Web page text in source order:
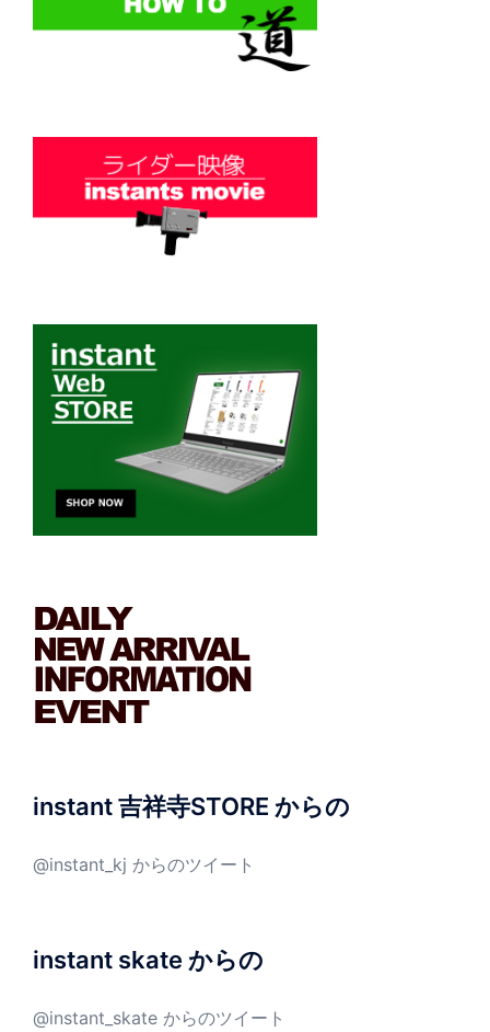
instant 吉祥寺STORE からの
@instant_kj からのツイート
instant skate からの
@instant_skate からのツイート